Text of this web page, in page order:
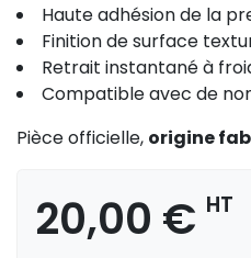
Haute adhésion de la
Finition de surface
Retrait instantané à
Compatible avec de
Pièce officielle, origine
20,00 € HT